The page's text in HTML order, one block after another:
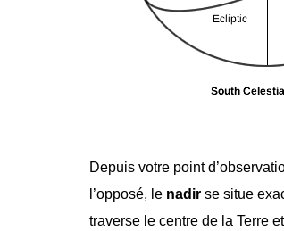
Depuis votre point
l’opposé, le nadir se situe
traverse le centre de la Terre